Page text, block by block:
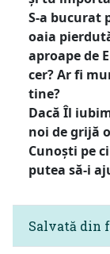
S-a bucurat
oaia
aproape de
cer? Ar fi
tine?
Dacă Îl
noi de grijă
Cunoști pe
putea să-i
Salvată din